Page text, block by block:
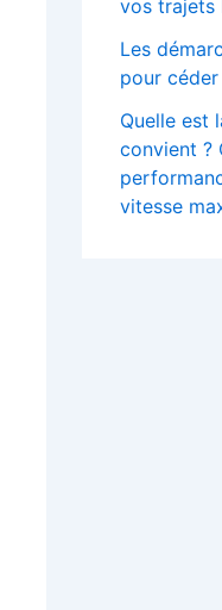
vos trajets
Les
pour
Quelle est
convient ?
vitesse